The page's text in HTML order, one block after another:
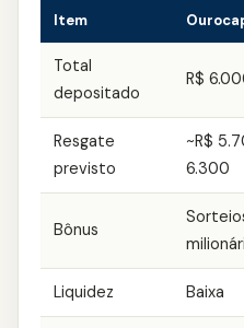
Auto
Prestamista
Ourocap
Painel Solar
Item
Total
depositado
R$
Resgate
previsto
~R$
6.300
Bônus
Liquidez Baixa